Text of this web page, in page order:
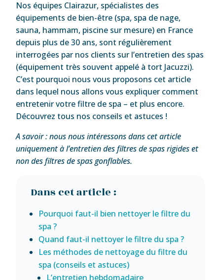
Nos équipes Clairazur, spécialistes des
équipements de bien-être (spa, spa de nage,
sauna, hammam, piscine sur mesure) en France
depuis plus de 30 ans, sont régulièrement
interrogées par nos clients sur l’entretien des spas
(équipement très souvent appelé à tort Jacuzzi).
C’est pourquoi nous vous proposons cet article
dans lequel nous allons vous expliquer comment
entretenir votre filtre de spa – et plus encore.
Découvrez tous nos conseils et astuces !
A savoir : nous nous intéressons dans cet article
uniquement à l’entretien des filtres de spas rigides et
non des filtres de spas gonflables.
Dans cet article :
Pourquoi faut-il bien nettoyer le filtre du
spa ?
Quand faut-il nettoyer le filtre du spa ?
Les méthodes de nettoyage du filtre du
spa (conseils et astuces)
L’entretien hebdomadaire